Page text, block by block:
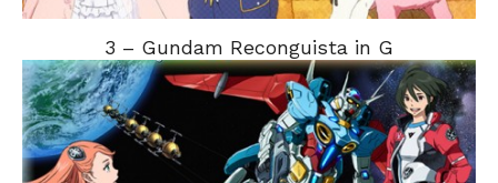
3 – Gundam Reconguista in G